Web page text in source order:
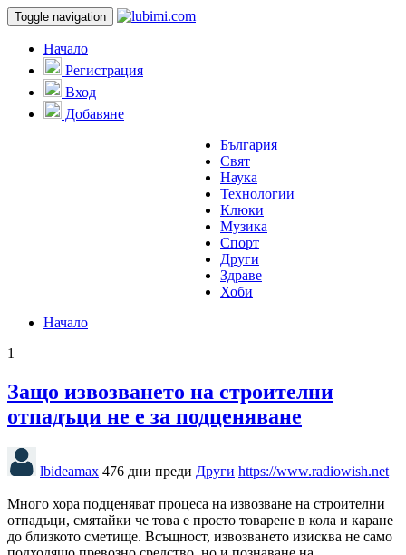
Toggle navigation
Начало
Регистрация
Вход
Добавяне
България
Свят
Наука
Технологии
Клюки
Музика
Спорт
Други
Здраве
Хоби
Начало
1
Защо извозването на строителни
отпадъци не е за подценяване
lbideamax 476 дни преди Други https://www.radiowish.net
Много хора подценяват процеса на извозване на строителни
отпадъци, смятайки че това е просто товарене в кола и каране
до близкото сметище. Всъщност, извозването изисква не само